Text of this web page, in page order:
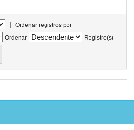
|
Ordenar registros por
Ordenar
Registro(s)